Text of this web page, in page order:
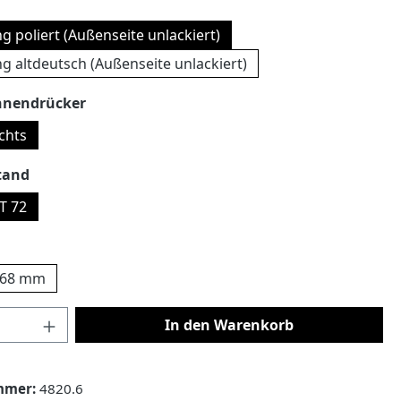
poliert (Außenseite unlackiert)
altdeutsch (Außenseite unlackiert)
auswählen
72
68 mm
Anzahl: Gib den gewünschten Wert
In den Warenkorb
4820.6